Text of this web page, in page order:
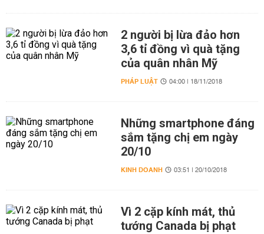
2 người bị lừa đảo hơn
3,6 tỉ đồng vì quà tặng
của quân nhân Mỹ
PHÁP LUẬT 04:00 | 18/11/2018
Những smartphone đáng
sắm tặng chị em ngày
20/10
KINH DOANH 03:51 | 20/10/2018
Vì 2 cặp kính mát, thủ
tướng Canada bị phạt